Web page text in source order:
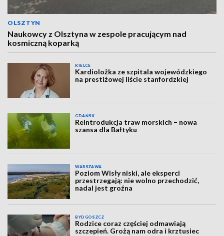
OLSZTYN
Naukowcy z Olsztyna w zespole pracującym nad
kosmiczną koparką
KIELCE
Kardiolożka ze szpitala wojewódzkiego
na prestiżowej liście stanfordzkiej
GDAŃSK
Reintrodukcja traw morskich – nowa
szansa dla Bałtyku
WARSZAWA
Poziom Wisły niski, ale eksperci
przestrzegają: nie wolno przechodzić,
nadal jest groźna
BYDGOSZCZ
Rodzice coraz częściej odmawiają
szczepień. Grożą nam odra i krztusiec